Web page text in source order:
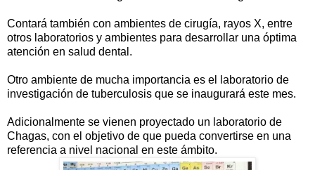
Contará también con ambientes de cirugía, rayos X, entre
otros laboratorios y ambientes para desarrollar una óptima
atención en salud dental.
Otro ambiente de mucha importancia es el laboratorio de
investigación de tuberculosis que se inaugurará este mes.
Adicionalmente se vienen proyectado un laboratorio de
Chagas, con el objetivo de que pueda convertirse en una
referencia a nivel nacional en este ámbito.